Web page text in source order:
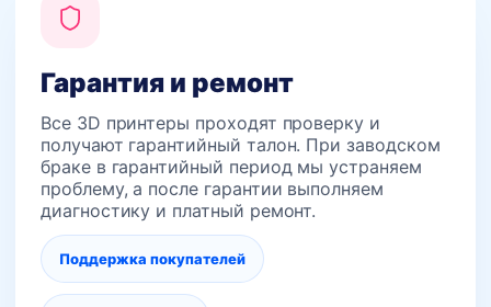
Гарантия и ремонт
Все 3D принтеры проходят проверку и
получают гарантийный талон. При заводском
браке в гарантийный период мы устраняем
проблему, а после гарантии выполняем
диагностику и платный ремонт.
Поддержка покупателей